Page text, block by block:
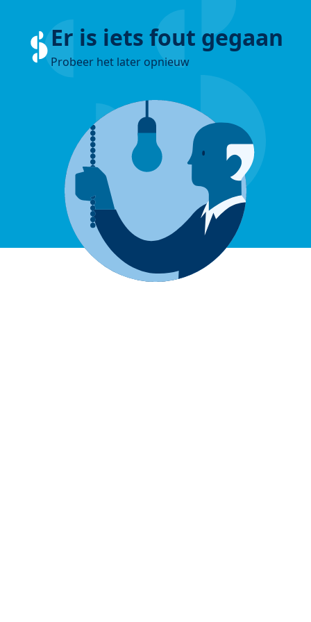
Er is iets fout gegaan
Probeer het later opnieuw